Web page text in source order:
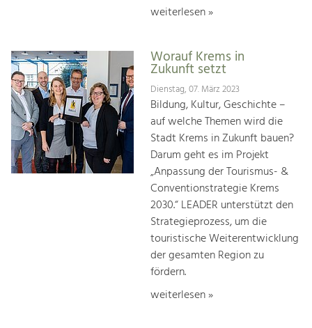
weiterlesen »
Worauf Krems in
Zukunft setzt
Dienstag, 07. März 2023
Bildung, Kultur, Geschichte –
auf welche Themen wird die
Stadt Krems in Zukunft bauen?
Darum geht es im Projekt
„Anpassung der Tourismus- &
Conventionstrategie Krems
2030.“ LEADER unterstützt den
Strategieprozess, um die
touristische Weiterentwicklung
der gesamten Region zu
fördern.
weiterlesen »